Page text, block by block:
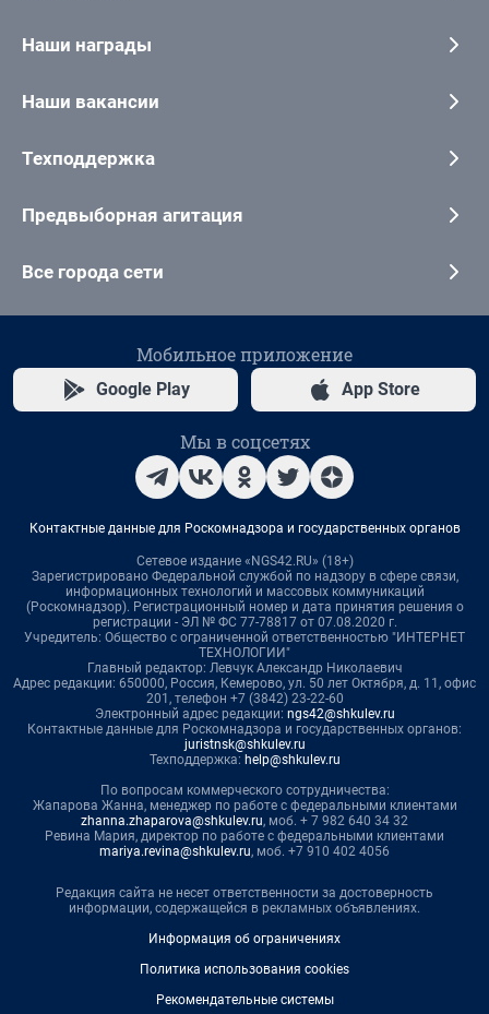
Наши награды
Наши вакансии
Техподдержка
Предвыборная агитация
Все города сети
Мобильное приложение
Google Play App Store
Мы в соцсетях
Контактные данные для Роскомнадзора и государственных органов
Сетевое издание «NGS42.RU» (18+)
Зарегистрировано Федеральной службой по надзору в сфере связи,
информационных технологий и массовых коммуникаций
(Роскомнадзор). Регистрационный номер и дата принятия решения о
регистрации - ЭЛ № ФС 77-78817 от 07.08.2020 г.
Учредитель: Общество с ограниченной ответственностью "ИНТЕРНЕТ
ТЕХНОЛОГИИ"
Главный редактор: Левчук Александр Николаевич
Адрес редакции: 650000, Россия, Кемерово, ул. 50 лет Октября, д. 11, офис
201, телефон +7 (3842) 23-22-60
Электронный адрес редакции: ngs42@shkulev.ru
Контактные данные для Роскомнадзора и государственных органов:
juristnsk@shkulev.ru
Техподдержка: help@shkulev.ru
По вопросам коммерческого сотрудничества:
Жапарова Жанна, менеджер по работе с федеральными клиентами
zhanna.zhaparova@shkulev.ru, моб. + 7 982 640 34 32
Ревина Мария, директор по работе с федеральными клиентами
mariya.revina@shkulev.ru, моб. +7 910 402 4056
Редакция сайта не несет ответственности за достоверность
информации, содержащейся в рекламных объявлениях.
Информация об ограничениях
Политика использования cookies
Рекомендательные системы